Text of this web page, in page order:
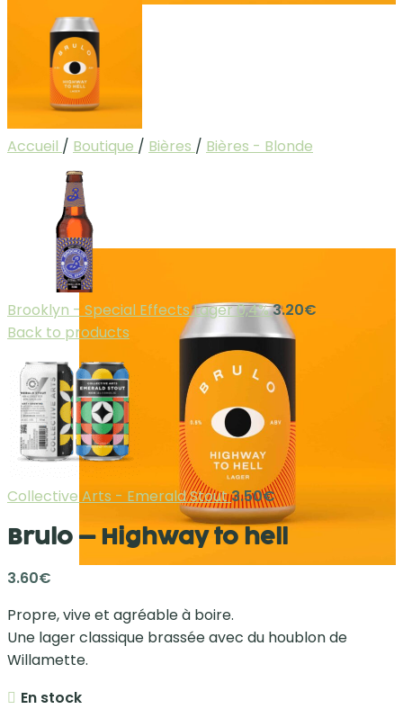
Accueil / Boutique / Bières / Bières - Blonde
Brooklyn - Special Effects Lager 0,4%3.20€
Back to products
Collective Arts - Emerald Stout3.50€
Brulo – Highway to hell
3.60€
Propre, vive et agréable à boire.
Une lager classique brassée avec du houblon de
Willamette.
En stock